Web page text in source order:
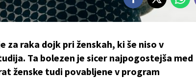
za raka dojk pri ženskah, ki še niso v
Ta bolezen je sicer najpogostejša med
ženske tudi povabljene v program